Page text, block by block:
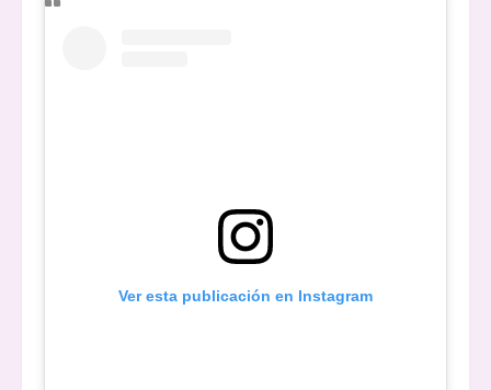
Ver esta publicación en Instagram